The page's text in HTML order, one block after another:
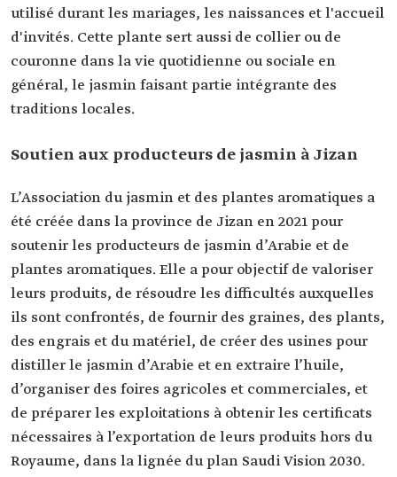
utilisé durant les mariages, les naissances et l'accueil
d'invités. Cette plante sert aussi de collier ou de
couronne dans la vie quotidienne ou sociale en
général, le jasmin faisant partie intégrante des
traditions locales.
Soutien aux producteurs de jasmin à Jizan
L’Association du jasmin et des plantes aromatiques a
été créée dans la province de Jizan en 2021 pour
soutenir les producteurs de jasmin d’Arabie et de
plantes aromatiques. Elle a pour objectif de valoriser
leurs produits, de résoudre les difficultés auxquelles
ils sont confrontés, de fournir des graines, des plants,
des engrais et du matériel, de créer des usines pour
distiller le jasmin d’Arabie et en extraire l’huile,
d’organiser des foires agricoles et commerciales, et
de préparer les exploitations à obtenir les certificats
nécessaires à l’exportation de leurs produits hors du
Royaume, dans la lignée du plan Saudi Vision 2030.